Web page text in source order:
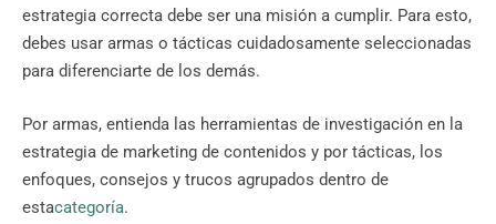
estrategia correcta debe ser una misión a cumplir. Para esto,
debes usar armas o tácticas cuidadosamente seleccionadas
para diferenciarte de los demás.
Por armas, entienda las herramientas de investigación en la
estrategia de marketing de contenidos y por tácticas, los
enfoques, consejos y trucos agrupados dentro de
estacategoría.